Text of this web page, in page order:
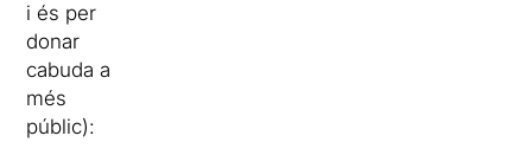
i és per
donar
cabuda a
més
públic):